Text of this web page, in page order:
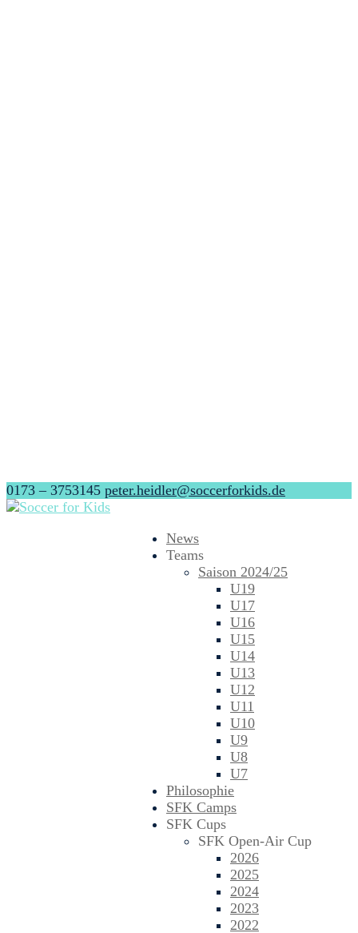
0173 – 3753145 peter.heidler@soccerforkids.de
News
Teams
Saison 2024/25
U19
U17
U16
U15
U14
U13
U12
U11
U10
U9
U8
U7
Philosophie
SFK Camps
SFK Cups
SFK Open-Air Cup
2026
2025
2024
2023
2022